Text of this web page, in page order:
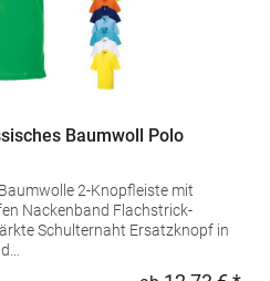
Baumwoll Polo
Knopfleiste mit